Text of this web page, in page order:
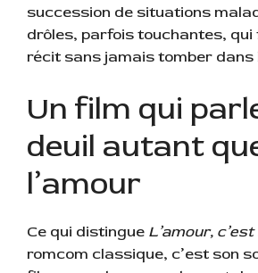
succession de situations
drôles, parfois touchantes,
récit sans jamais tomber dans
Un film qui
deuil autant
l’amour
Ce qui distingue L’amour,
romcom classique, c’est son